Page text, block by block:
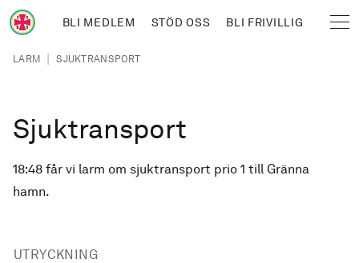
Hoppa till huvudinnehåll
BLI MEDLEM STÖD OSS BLI FRIVILLIG
Länkstig
LARM | SJUKTRANSPORT
Sjuktransport
18:48 får vi larm om sjuktransport prio 1 till Gränna
hamn.
UTRYCKNING